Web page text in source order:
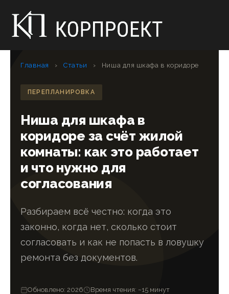
Главная › Статьи › Ниша для шкафа в коридоре
ПЕРЕПЛАНИРОВКА
Ниша для шкафа в
коридоре за счёт жилой
комнаты: как это работает
и что нужно для
согласования
Разбираем всё честно: когда это
законно, когда нет, сколько стоит
согласовать и как не попасть в ловушку
ремонта без документов.
Обновлено: 2026
Время чтения: ~15 минут